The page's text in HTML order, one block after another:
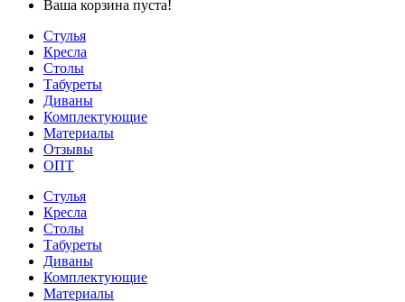
Ваша корзина пуста!
Стулья
Кресла
Столы
Табуреты
Диваны
Комплектующие
Материалы
Отзывы
ОПТ
Стулья
Кресла
Столы
Табуреты
Диваны
Комплектующие
Материалы